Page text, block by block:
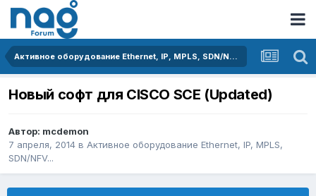
Активное оборудование Ethernet, IP, MPLS, SDN/NFV...
Новый софт для CISCO SCE (Updated)
Автор: mcdemon
7 апреля, 2014 в Активное оборудование Ethernet, IP, MPLS,
SDN/NFV...